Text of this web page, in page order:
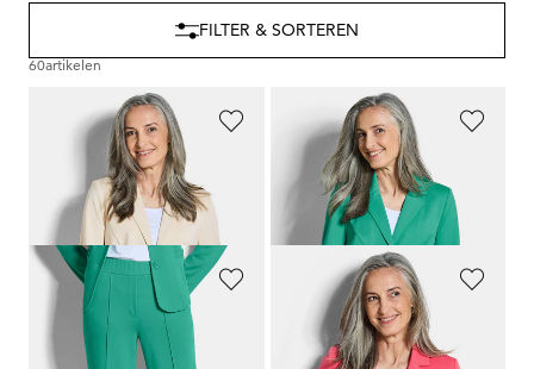
60artikelen
FILTER & SORTEREN
Jersey blazer met reverskraag
99,95 € 119,95 €
GOLDNER
Jersey blazer met reverskraag
119,95 €
GOLDNER
Jersey broek VERA met biesjes
89,95 €
99,95 €
GOLDNER
Jersey blazer met reverskraag
99,95 €119,95 €